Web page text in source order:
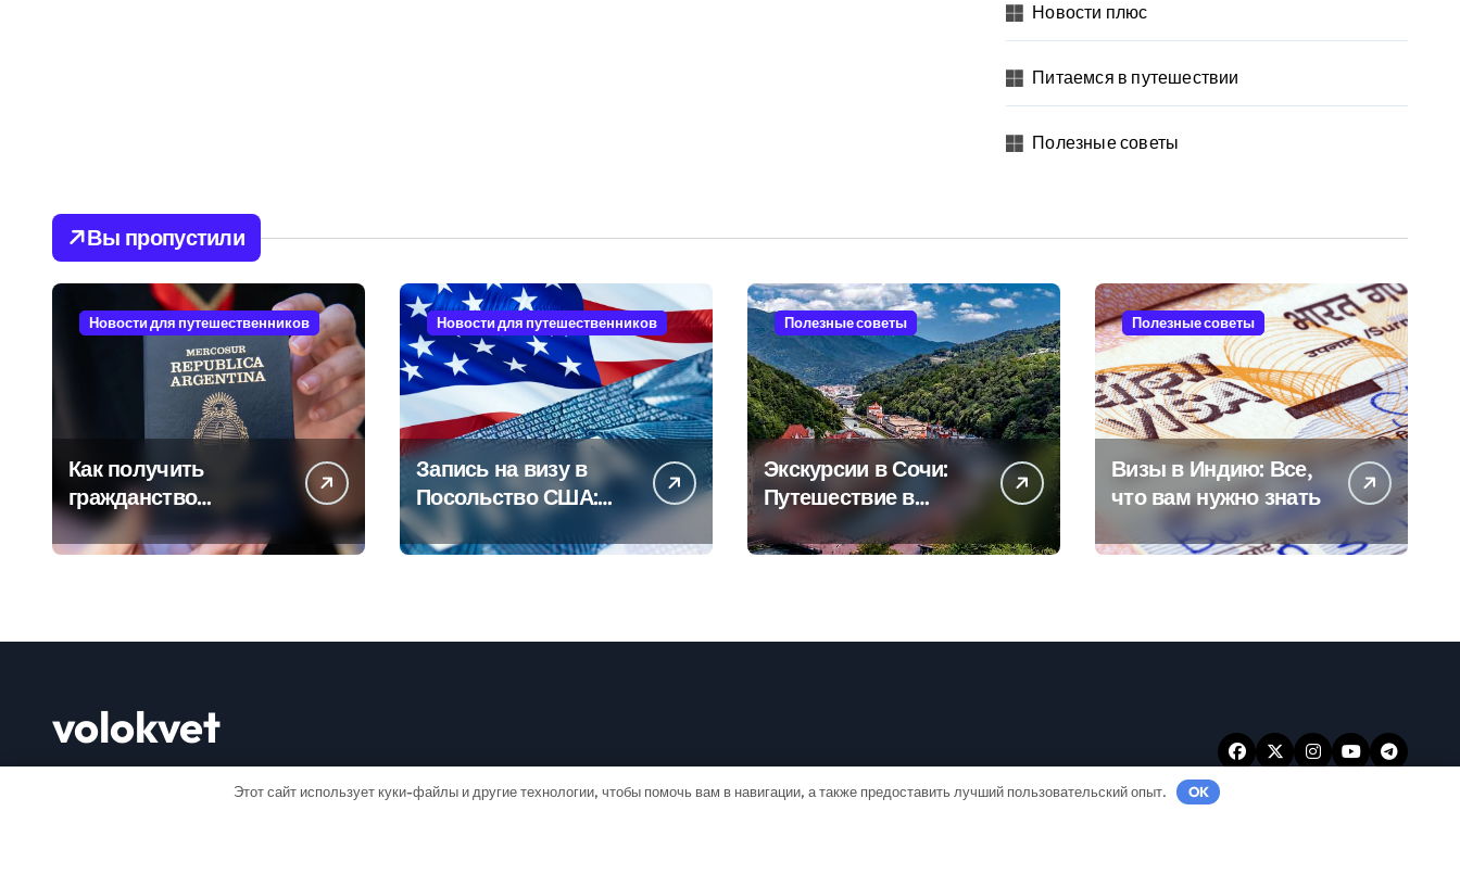
Новости плюс
Питаемся в путешествии
Полезные советы
Вы пропустили
Новости для путешественников
Как получить
гражданство
Аргентины: Полное
руководство
Новости для путешественников
Запись на визу в
Посольство США:
Пошаговое
руководство
Полезные советы
Экскурсии в Сочи:
Путешествие в
сердце
Черноморского
Полезные советы
Визы в Индию: Все,
что вам нужно знать
volokvet
Этот сайт использует куки-файлы и другие технологии, чтобы помочь вам в навигации, а также предоставить лучший пользовательский опыт. OK